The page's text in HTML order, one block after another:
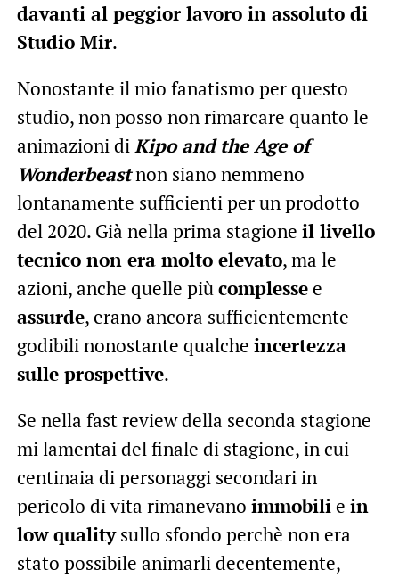
davanti al peggior lavoro in assoluto di
Studio Mir.
Nonostante il mio fanatismo per questo
studio, non posso non rimarcare quanto le
animazioni diKipo and the Age of
Wonderbeastnon siano nemmeno
lontanamente sufficienti per un prodotto
del 2020. Già nella prima stagione il livello
tecnico non era molto elevato, ma le
azioni, anche quelle piùcomplessee
assurde, erano ancora sufficientemente
godibili nonostante qualche incertezza
sulle prospettive.
Se nella fast review della seconda stagione
mi lamentai del finale di stagione, in cui
centinaia di personaggi secondari in
pericolo di vita rimanevano immobilie in
low qualitysullo sfondo perchè non era
stato possibile animarli decentemente,